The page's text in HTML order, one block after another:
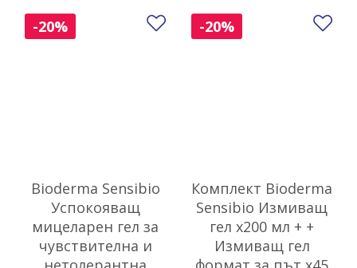
Bioderma Sensibio
Успокояващ
мицеларен гел за
чувствителна и
-20% Добави в любими
Комплект Bioderma
Sensibio Измиващ
гел х200 мл + +
Измиващ гел
-20%